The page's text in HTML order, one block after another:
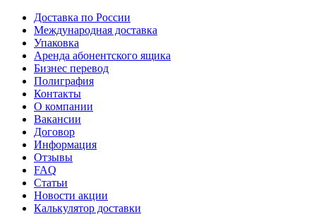
Доставка по России
Международная доставка
Упаковка
Аренда абонентского ящика
Бизнес перевод
Полиграфия
Контакты
О компании
Вакансии
Договор
Информация
Отзывы
FAQ
Статьи
Новости акции
Калькулятор доставки